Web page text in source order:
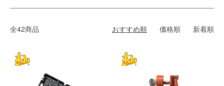
全42商品 おすすめ順 価格順 新着順